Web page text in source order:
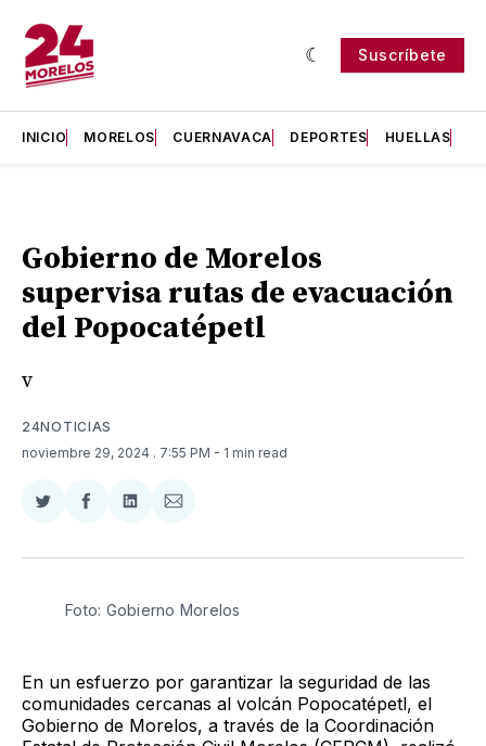
Suscríbete
INICIO MORELOS CUERNAVACA DEPORTES HUELLAS
Gobierno de Morelos
supervisa rutas de evacuación
del Popocatépetl
v
24NOTICIAS
noviembre 29, 2024 . 7:55 PM - 1 min read
Compartir
Twitter
Compartir
Facebook
Compartir
LinkedIn
Compartir
Email
Foto: Gobierno Morelos
En un esfuerzo por garantizar la seguridad de las
comunidades cercanas al volcán Popocatépetl, el
Gobierno de Morelos, a través de la Coordinación